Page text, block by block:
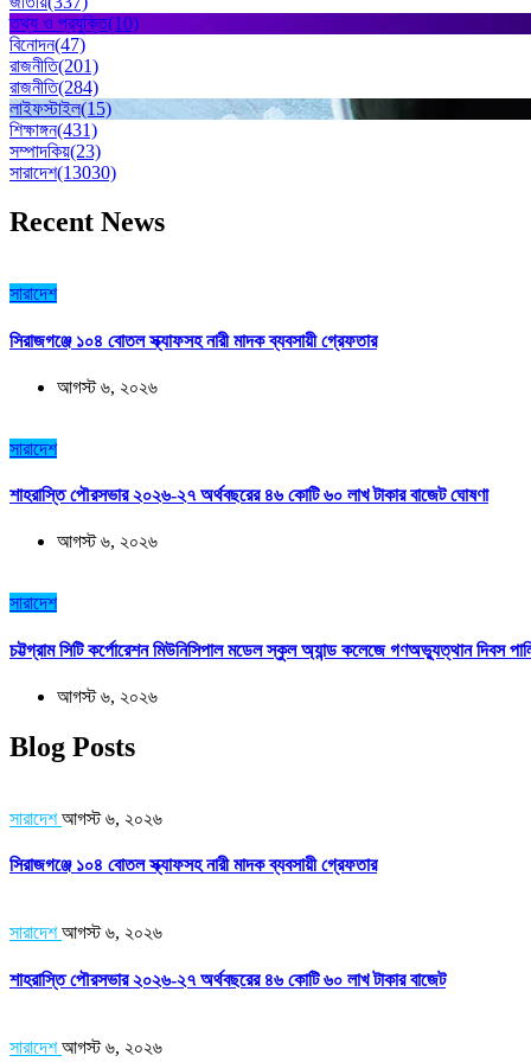
তথ্য ও প্রযুক্তি(10)
বিনোদন(47)
রাজনীতি(201)
রাজনীতি(284)
লাইফস্টাইল(15)
শিক্ষাঙ্গন(431)
সম্পাদকিয়(23)
সারাদেশ(13030)
Recent News
সারাদেশ
সিরাজগঞ্জে ১০৪ বোতল স্ক্যাফসহ নারী মাদক ব্যবসায়ী গ্রেফতার
আগস্ট ৬, ২০২৬
সারাদেশ
শাহরাস্তি পৌরসভার ২০২৬-২৭ অর্থবছরের ৪৬ কোটি ৬০ লাখ টাকার বাজেট ঘোষণা
আগস্ট ৬, ২০২৬
সারাদেশ
চট্টগ্রাম সিটি কর্পোরেশন মিউনিসিপাল মডেল স্কুল অ্যান্ড কলেজে গণঅভ্যুত্থান দিবস
আগস্ট ৬, ২০২৬
Blog Posts
সারাদেশ আগস্ট ৬, ২০২৬
সিরাজগঞ্জে ১০৪ বোতল স্ক্যাফসহ নারী মাদক ব্যবসায়ী গ্রেফতার
সারাদেশ আগস্ট ৬, ২০২৬
শাহরাস্তি পৌরসভার ২০২৬-২৭ অর্থবছরের ৪৬ কোটি ৬০ লাখ টাকার বাজেট
সারাদেশ আগস্ট ৬, ২০২৬